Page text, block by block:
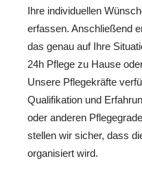
Ihre individuellen
erfassen. Anschließend
das genau auf Ihre
24h Pflege zu Hause
Unsere Pflegekräfte
Qualifikation und
oder anderen
stellen wir sicher, dass
organisiert wird.